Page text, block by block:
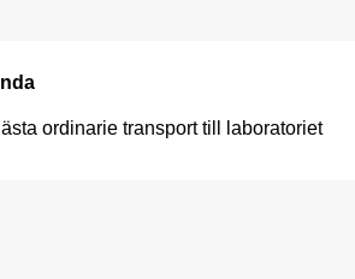
ordinarie transport till laboratoriet